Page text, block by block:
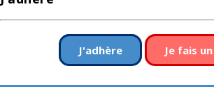
J'adhère Je fais